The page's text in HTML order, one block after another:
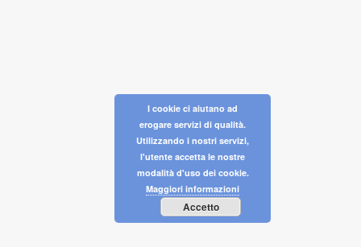
I cookie ci aiutano ad
erogare servizi di qualità.
Utilizzando i nostri servizi,
l'utente accetta le nostre
modalità d'uso dei cookie.
Maggiori informazioni
Accetto